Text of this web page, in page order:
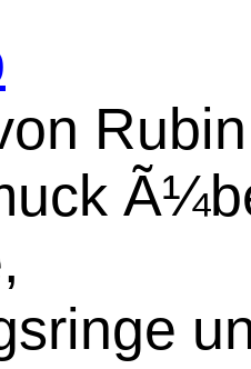
Rubin